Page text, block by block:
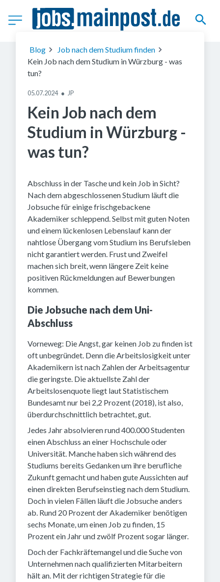
(c) Getty Images
Blog
Job nach dem Studium finden
Kein Job nach dem Studium in Würzburg - was
tun?
05.07.2024 ● JP
Kein Job nach dem
Studium in Würzburg -
was tun?
Abschluss in der Tasche und kein Job in Sicht?
Nach dem abgeschlossenen Studium läuft die
Jobsuche für einige frischgebackene
Akademiker schleppend. Selbst mit guten Noten
und einem lückenlosen Lebenslauf kann der
nahtlose Übergang vom Studium ins Berufsleben
nicht garantiert werden. Frust und Zweifel
machen sich breit, wenn längere Zeit keine
positiven Rückmeldungen auf Bewerbungen
kommen.
Die Jobsuche nach dem Uni-
Abschluss
Vorneweg: Die Angst, gar keinen Job zu finden ist
oft unbegründet. Denn die Arbeitslosigkeit unter
Akademikern ist nach Zahlen der Arbeitsagentur
die geringste. Die aktuellste Zahl der
Arbeitslosenquote liegt laut Statistischem
Bundesamt nur bei 2,2 Prozent (2018), ist also,
überdurchschnittlich betrachtet, gut.
Jedes Jahr absolvieren rund 400.000 Studenten
einen Abschluss an einer Hochschule oder
Universität. Manche haben sich während des
Studiums bereits Gedanken um ihre berufliche
Zukunft gemacht und haben gute Aussichten auf
einen direkten Berufseinstieg nach dem Studium.
Doch in vielen Fällen läuft die Jobsuche anders
ab. Rund 20 Prozent der Akademiker benötigen
sechs Monate, um einen Job zu finden, 15
Prozent ein Jahr und zwölf Prozent sogar länger.
Doch der Fachkräftemangel und die Suche von
Unternehmen nach qualifizierten Mitarbeitern
hält an. Mit der richtigen Strategie für die